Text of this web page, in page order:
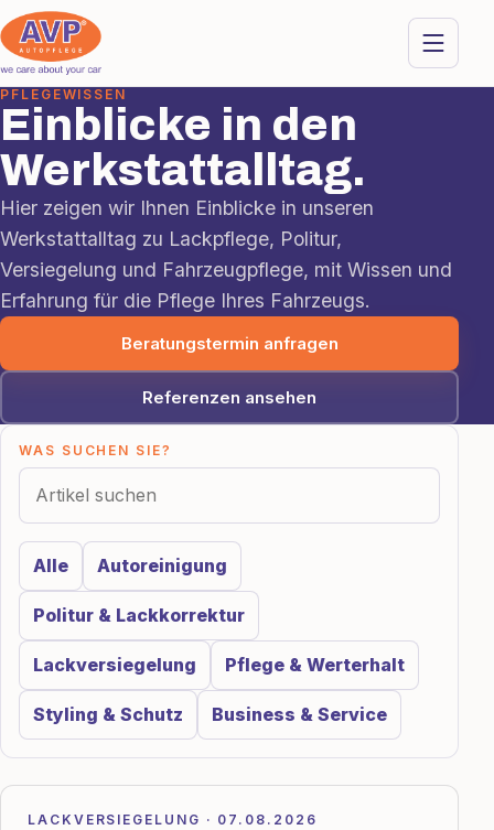
PFLEGEWISSEN
Einblicke in den
Werkstattalltag.
Hier zeigen wir Ihnen Einblicke in unseren
Werkstattalltag zu Lackpflege, Politur,
Versiegelung und Fahrzeugpflege, mit Wissen und
Erfahrung für die Pflege Ihres Fahrzeugs.
Beratungstermin anfragen
Referenzen ansehen
Aktuelle Einblicke
WAS SUCHEN SIE?
Alle Autoreinigung
Politur & Lackkorrektur
Lackversiegelung Pflege & Werterhalt
Styling & Schutz Business & Service
LACKVERSIEGELUNG · 07.08.2026